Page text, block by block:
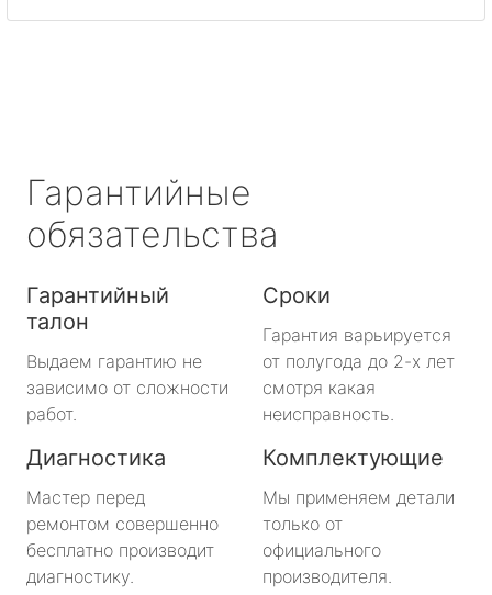
Гарантийные
обязательства
Гарантийный
талон
Выдаем гарантию не
зависимо от сложности
работ.
Сроки
Гарантия варьируется
от полугода до 2-х лет
смотря какая
неисправность.
Диагностика
Мастер перед
ремонтом совершенно
бесплатно производит
диагностику.
Комплектующие
Мы применяем детали
только от
официального
производителя.